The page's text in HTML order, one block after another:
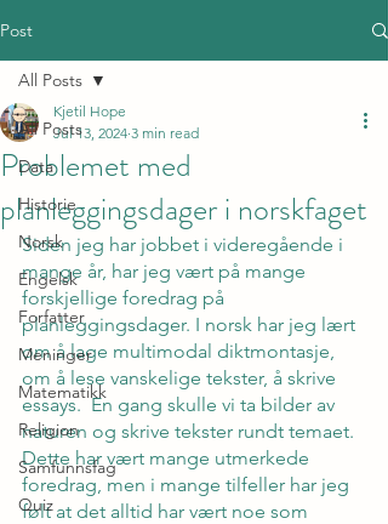
Post
All Posts
Data
Historie
Norsk
Engelsk
Forfatter
Meninger
Matematikk
Religion
Samfunnsfag
Quiz
All Posts
Problemet med
planleggingsdager i norskfaget
Kjetil Hope
Jul 13, 2024 3 min read
Siden jeg har jobbet i videregående i
mange år, har jeg vært på mange
forskjellige foredrag på
planleggingsdager. I norsk har jeg lært
om å lage multimodal diktmontasje,
om å lese vanskelige tekster, å skrive
essays.  En gang skulle vi ta bilder av
naturen og skrive tekster rundt temaet.
Dette har vært mange utmerkede
foredrag, men i mange tilfeller har jeg
følt at det alltid har vært noe som